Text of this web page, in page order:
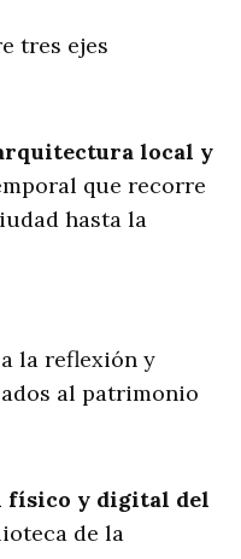
tres ejes
local y
que recorre
hasta la
la reflexión y
al patrimonio
físico y digital del
de la